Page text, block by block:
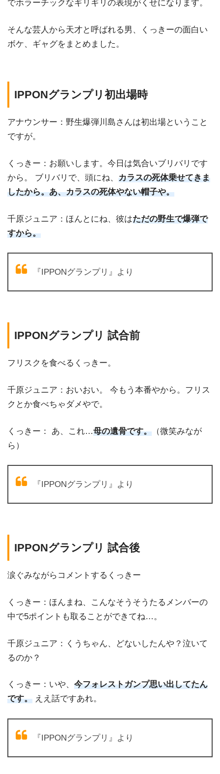
でホラーチックなギリギリの表現がくせになります。
そんな芸人から天才と呼ばれる男、くっきーの面白い
ボケ、ギャグをまとめました。
IPPONグランプリ初出場時
アナウンサー：野生爆弾川島さんは初出場ということ
ですが。
くっきー：お願いします。今日は気合いブリバリです
から。 ブリバリで、頭にね、 カラスの死体乗せてきま
したから。あ、カラスの死体やない帽子や。
千原ジュニア：ほんとにね、彼はただの野生で爆弾で
すから。
『IPPONグランプリ』より
IPPONグランプリ 試合前
フリスクを食べるくっきー。
千原ジュニア：おいおい。 今もう本番やから。フリス
クとか食べちゃダメやで。
くっきー： あ、これ…母の遺骨です。 （微笑みなが
ら）
『IPPONグランプリ』より
IPPONグランプリ 試合後
涙ぐみながらコメントするくっきー
くっきー：ほんまね、こんなそうそうたるメンバーの
中で5ポイントも取ることができてね…。
千原ジュニア：くうちゃん、どないしたんや？泣いて
るのか？
くっきー：いや、 今フォレストガンプ思い出してたん
です。 ええ話ですあれ。
『IPPONグランプリ』より